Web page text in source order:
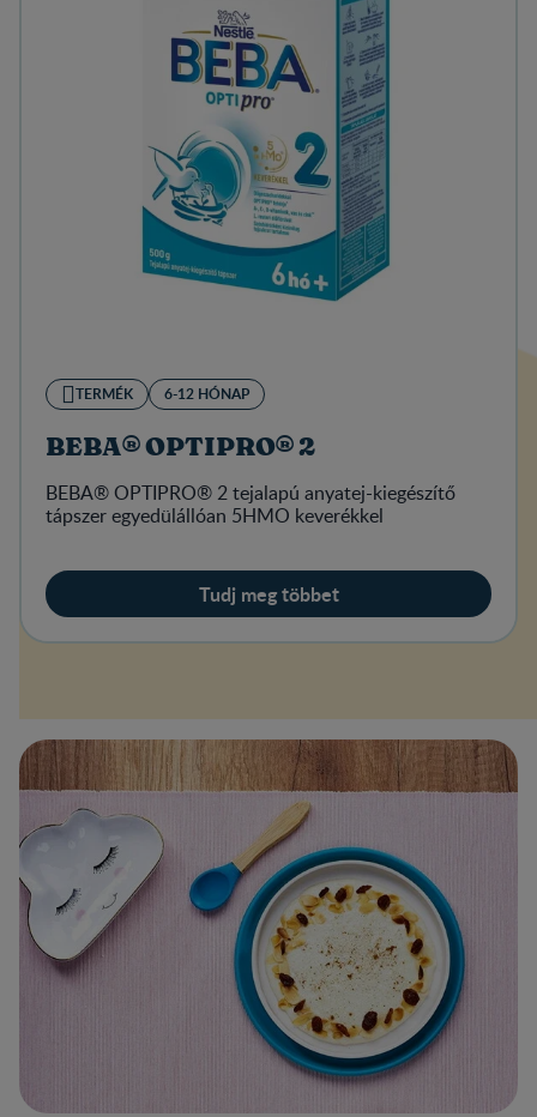
TERMÉK 6-12 HÓNAP
BEBA® OPTIPRO® 2
BEBA® OPTIPRO® 2 tejalapú anyatej-kiegészítő
tápszer egyedülállóan 5HMO keverékkel
Tudj meg többet